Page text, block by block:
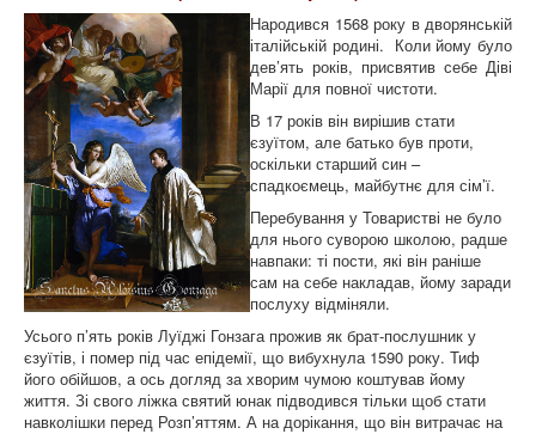
Народився 1568 року в дворянській
італійській родині. Коли йому було
дев’ять років, присвятив себе Діві
Марії для повної чистоти.
В 17 років він вирішив стати
єзуїтом, але батько був проти,
оскільки старший син –
спадкоємець, майбутнє для сім’ї.
Перебування у Товаристві не було
для нього суворою школою, радше
навпаки: ті пости, які він раніше
сам на себе накладав, йому заради
послуху відміняли.
Усього п’ять років Луїджі Гонзага прожив як брат-послушник у
єзуїтів, і помер під час епідемії, що вибухнула 1590 року. Тиф
його обійшов, а ось догляд за хворим чумою коштував йому
життя. Зі свого ліжка святий юнак підводився тільки щоб стати
навколішки перед Розп’яттям. А на дорікання, що він витрачає на